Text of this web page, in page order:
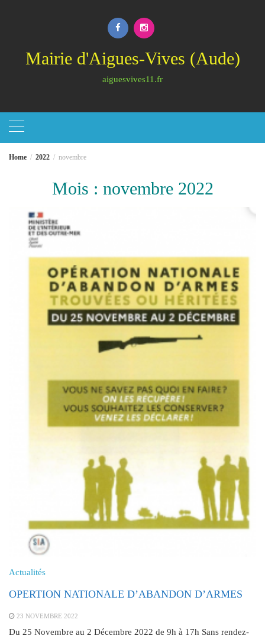
Mairie d'Aigues-Vives (Aude)
aiguesvives11.fr
Home 2022 novembre
Mois : novembre 2022
Actualités
OPERTION NATIONALE D’ABANDON D’ARMES
23 NOVEMBRE 2022
Du 25 Novembre au 2 Décembre 2022 de 9h à 17h Sans rendez-